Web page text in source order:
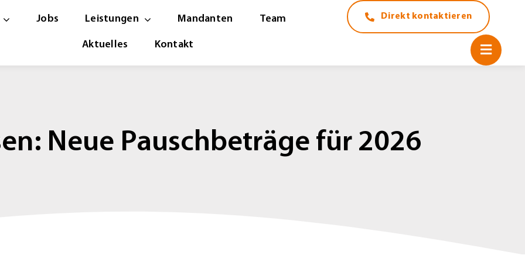
Jobs Leistungen Mandanten Team
Aktuelles Kontakt
Direkt kontaktieren
Neue Pauschbeträge für 2026